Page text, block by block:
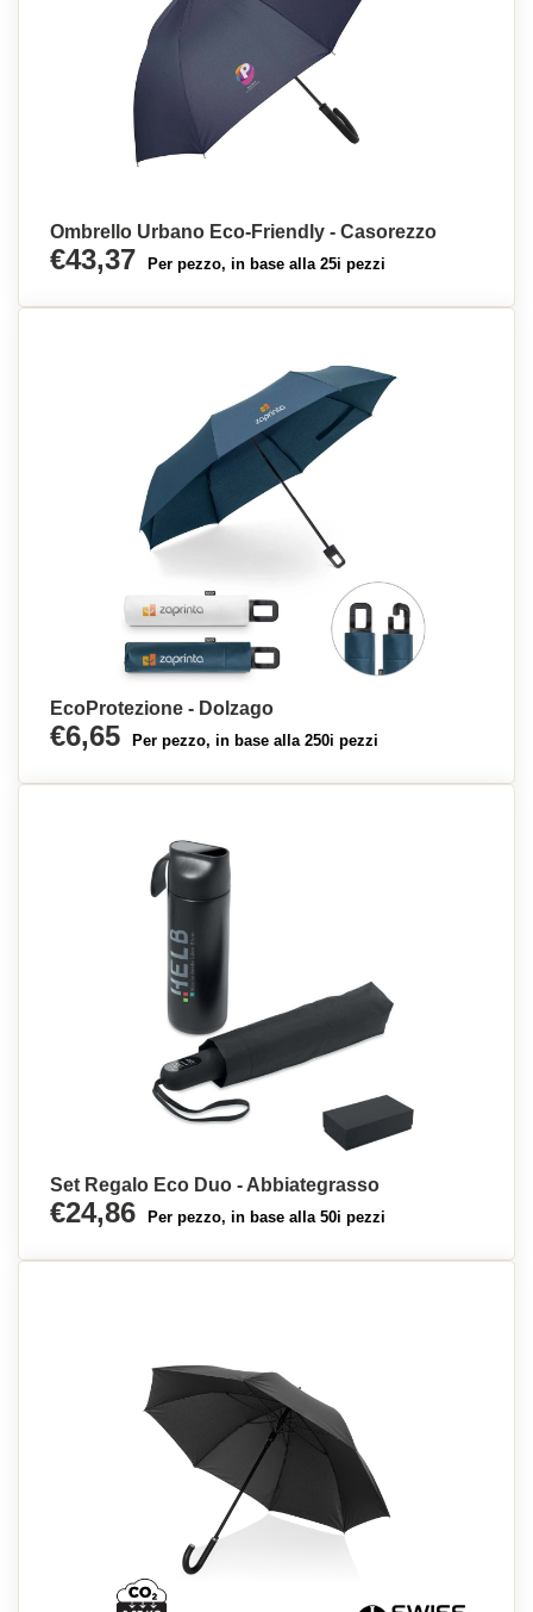
Ombrello Urbano Eco-Friendly - Casorezzo
€43,37 Per pezzo, in base alla 25i pezzi
EcoProtezione - Dolzago
€6,65 Per pezzo, in base alla 250i pezzi
Set Regalo Eco Duo - Abbiategrasso
€24,86 Per pezzo, in base alla 50i pezzi